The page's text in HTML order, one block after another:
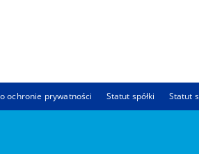
ochronie prywatności Statut spółki Statut